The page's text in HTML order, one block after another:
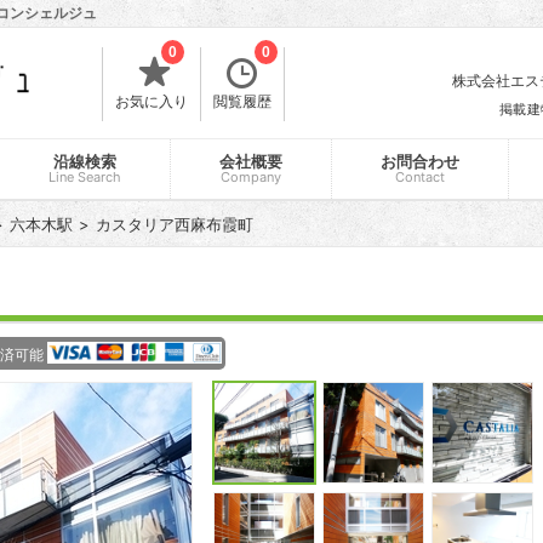
ンシェルジュ
お気に入り
0
閲覧履歴
0
株式会社エ
掲載
沿線検索
Line Search
会社概要
Company
お問合わせ
Contact
六本木駅 カスタリア西麻布霞町
可能